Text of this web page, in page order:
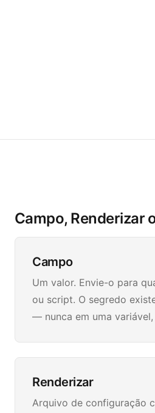
Campo, Renderizar
Campo
Um valor. Envie-o para
ou script. O segredo
— nunca em uma
Renderizar
Arquivo de configuração